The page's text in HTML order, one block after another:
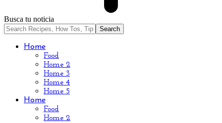
Busca tu noticia
Home
Food
Home 2
Home 3
Home 4
Home 5
Home
Food
Home 2